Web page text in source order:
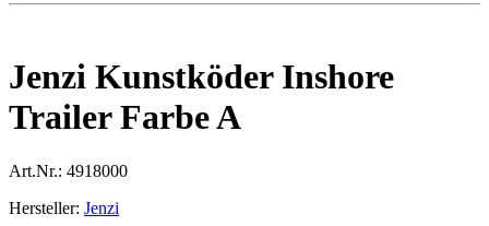
Jenzi Kunstköder Inshore
Trailer Farbe A
Art.Nr.: 4918000
Hersteller: Jenzi